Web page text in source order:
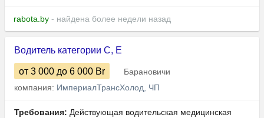
rabota.by - найдена более недели назад
Водитель категории C, Е
от 3 000 до 6 000 Br
Барановичи
компания: ИмпериалТрансХолод, ЧП
Требования: Действующая водительская медицинская